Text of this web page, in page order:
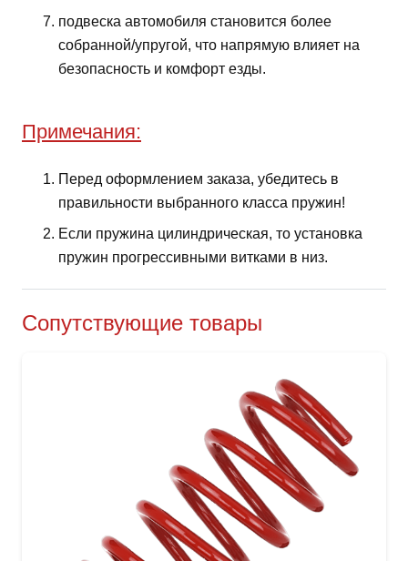
подвеска автомобиля становится более
собранной/упругой, что напрямую влияет на
безопасность и комфорт езды.
Примечания:
Перед оформлением заказа, убедитесь в
правильности выбранного класса пружин!
Если пружина цилиндрическая, то установка
пружин прогрессивными витками в низ.
Сопутствующие товары